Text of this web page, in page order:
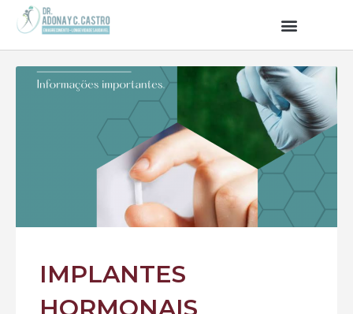
IMPLANTES
HORMONAIS